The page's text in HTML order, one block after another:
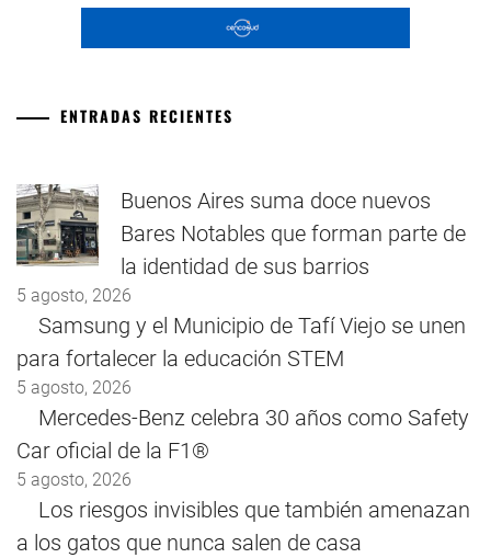
ENTRADAS RECIENTES
Buenos Aires suma doce nuevos
Bares Notables que forman parte de
la identidad de sus barrios
5 agosto, 2026
Samsung y el Municipio de Tafí Viejo se unen
para fortalecer la educación STEM
5 agosto, 2026
Mercedes-Benz celebra 30 años como Safety
Car oficial de la F1®
5 agosto, 2026
Los riesgos invisibles que también amenazan
a los gatos que nunca salen de casa